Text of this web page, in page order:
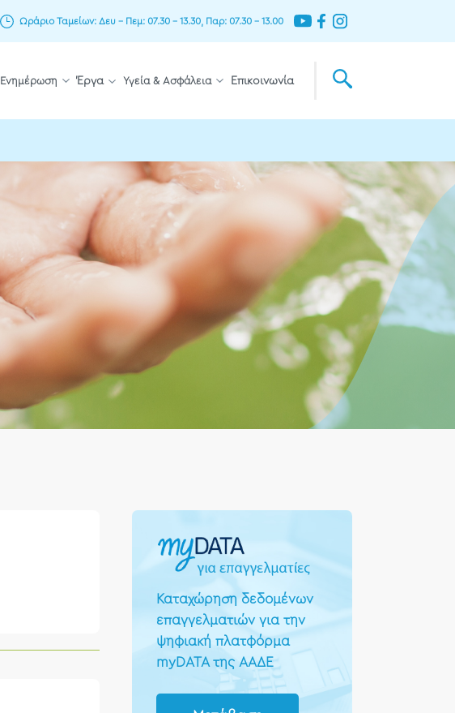
Ωράριο Ταμείων: Δευ – Πεμ: 07.30 – 13.30, Παρ: 07.30 – 13.00
Ενημέρωση Έργα Υγεία & Ασφάλεια Επικοινωνία
Καταχώρηση δεδομένων
επαγγελματιών για την
ψηφιακή πλατφόρμα
myDATA της ΑΑΔΕ